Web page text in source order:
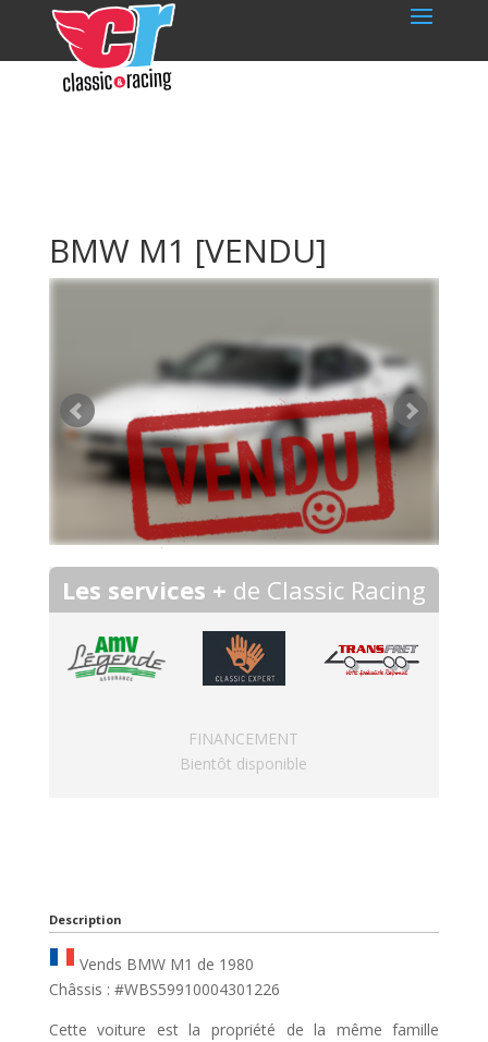
BMW M1 [VENDU]
Les services + de Classic Racing
FINANCEMENT
Bientôt disponible
Description
Vends BMW M1 de 1980
Châssis : #WBS59910004301226
Cette voiture est la propriété de la même famille